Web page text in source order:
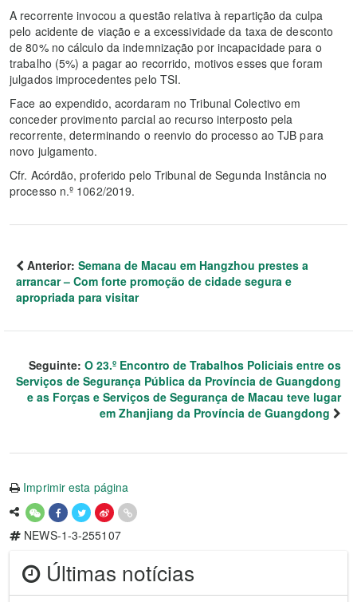
A recorrente invocou a questão relativa à repartição da culpa
pelo acidente de viação e a excessividade da taxa de desconto
de 80% no cálculo da indemnização por incapacidade para o
trabalho (5%) a pagar ao recorrido, motivos esses que foram
julgados improcedentes pelo TSI.
Face ao expendido, acordaram no Tribunal Colectivo em
conceder provimento parcial ao recurso interposto pela
recorrente, determinando o reenvio do processo ao TJB para
novo julgamento.
Cfr. Acórdão, proferido pelo Tribunal de Segunda Instância no
processo n.º 1062/2019.
Anterior: Semana de Macau em Hangzhou prestes a
arrancar – Com forte promoção de cidade segura e
apropriada para visitar
Seguinte: O 23.º Encontro de Trabalhos Policiais entre os
Serviços de Segurança Pública da Província de Guangdong
e as Forças e Serviços de Segurança de Macau teve lugar
em Zhanjiang da Província de Guangdong
Imprimir esta página
NEWS-1-3-255107
Últimas notícias